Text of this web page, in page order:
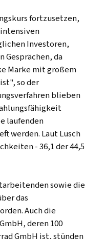
fortzusetzen,
Investoren,
Gesprächen, da
Marke mit großem
so der
blieben
laufenden
werden. Laut Lusch
- 36,1 der 44,5
sowie die
das
Auch die
deren 100
GmbH ist, stünden